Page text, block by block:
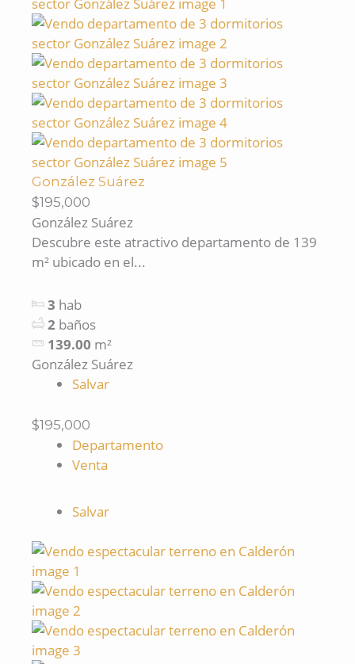
González Suárez
$195,000
González Suárez
Descubre este atractivo departamento de 139
m² ubicado en el...
3 hab
2 baños
139.00 m²
González Suárez
Salvar
$195,000
Departamento
Venta
Salvar